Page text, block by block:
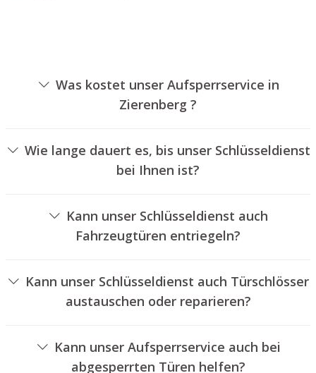
Was kostet unser Aufsperrservice in
Zierenberg ?
verschiedenen Optionen ab, wie zum Beispiel der
Ausführung des Schlosses, der Dauer der Arbeiten und
eventuell anfallenden Kilometerpauschalen. Wir bieten
Wie lange dauert es, bis unser Schlüsseldienst
bei Ihnen ist?
innerhalb von einer halben Stunde vor Ort. Die
tatsächliche Wartezeit hängt von der Entfernung des
Einsatzortes zu unserem Unternehmen und den
Kann unser Schlüsseldienst auch
Fahrzeugtüren entriegeln?
Kann unser Schlüsseldienst auch Türschlösser
austauschen oder reparieren?
Türschlössern an.
Kann unser Aufsperrservice auch bei
abgesperrten Türen helfen?